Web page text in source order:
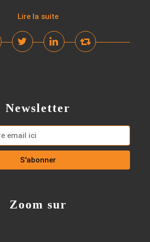
Lire la suite
Newsletter
Zoom sur